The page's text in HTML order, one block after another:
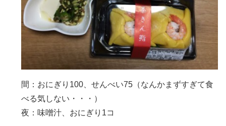
間：おにぎり100、せんべい75（なんかまずすぎて食
べる気しない・・・）
夜：味噌汁、おにぎり1コ